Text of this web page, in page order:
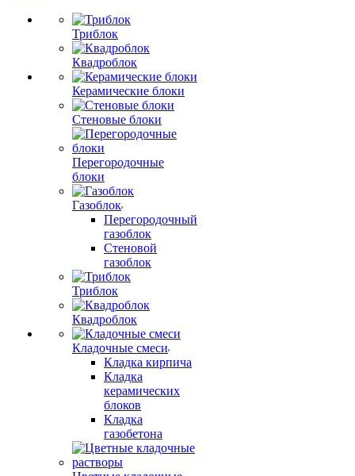
Триблок
Квадроблок
Керамические блоки
Стеновые блоки
Перегородочные
блоки
Газоблок
Перегородочный
газоблок
Стеновой
газоблок
Триблок
Квадроблок
Кладочные смеси
Кладка кирпича
Кладка
керамических
блоков
Кладка
газобетона